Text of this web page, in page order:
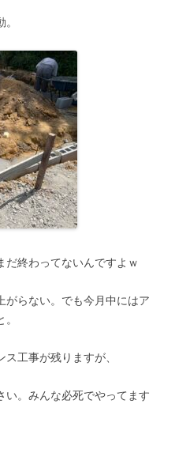
だ終わってないんですよｗ
がらない。でも今月中にはア
工事が残りますが、
い。みんな必死でやってます